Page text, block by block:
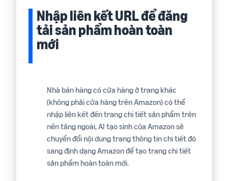
Nhập liên kết URL để đăng
tải sản phẩm hoàn toàn
mới
Nhà bán hàng có cửa hàng ở trang khác
(không phải cửa hàng trên Amazon) có thể
nhập liên kết đến trang chi tiết sản phẩm trên
nền tảng ngoài, AI tạo sinh của Amazon sẽ
chuyển đổi nội dung trang thông tin chi tiết đó
sang định dạng Amazon để tạo trang chi tiết
sản phẩm hoàn toàn mới.